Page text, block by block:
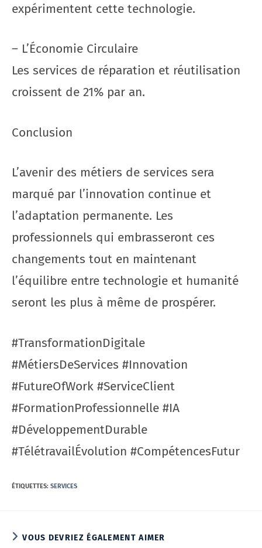
expérimentent cette technologie.
– L’Économie Circulaire
Les services de réparation et réutilisation
croissent de 21% par an.
Conclusion
L’avenir des métiers de services sera
marqué par l’innovation continue et
l’adaptation permanente. Les
professionnels qui embrasseront ces
changements tout en maintenant
l’équilibre entre technologie et humanité
seront les plus à même de prospérer.
#TransformationDigitale
#MétiersDeServices #Innovation
#FutureOfWork #ServiceClient
#FormationProfessionnelle #IA
#DéveloppementDurable
#TélétravailÉvolution #CompétencesFutur
ÉTIQUETTES: SERVICES
VOUS DEVRIEZ ÉGALEMENT AIMER